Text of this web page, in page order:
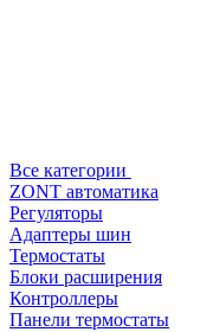
Все категории
ZONT автоматика
Регуляторы
Адаптеры шин
Термостаты
Блоки расширения
Контроллеры
Панели термостаты